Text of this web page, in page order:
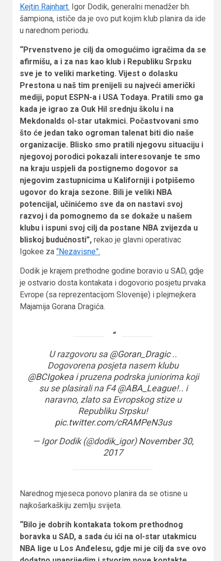
Kejtin Rajnhart. Igor Dodik, generalni menadžer bh.
šampiona, ističe da je ovo put kojim klub planira da ide
u narednom periodu.
“Prvenstveno je cilj da omogućimo igračima da se
afirmišu, a i za nas kao klub i Republiku Srpsku
sve je to veliki marketing. Vijest o dolasku
Prestona u naš tim prenijeli su najveći američki
mediji, poput ESPN-a i USA Todaya. Pratili smo ga
kada je igrao za Ouk Hil srednju školu i na
Mekdonalds ol-star utakmici. Počastvovani smo
što će jedan tako ogroman talenat biti dio naše
organizacije. Blisko smo pratili njegovu situaciju i
njegovoj porodici pokazali interesovanje te smo
na kraju uspjeli da postignemo dogovor sa
njegovim zastupnicima u Kaliforniji i potpišemo
ugovor do kraja sezone. Bili je veliki NBA
potencijal, učinićemo sve da on nastavi svoj
razvoj i da pomognemo da se dokaže u našem
klubu i ispuni svoj cilj da postane NBA zvijezda u
bliskoj budućnosti”, rekao je glavni operativac
Igokee za “Nezavisne”.
Dodik je krajem prethodne godine boravio u SAD, gdje
je ostvario dosta kontakata i dogovorio posjetu prvaka
Evrope (sa reprezentacijom Slovenije) i plejmejkera
Majamija Gorana Dragića.
U razgovoru sa@Goran_Dragic..
Dogovorena posjeta nasem klubu
@BCIgokeai pruzena podrska juniorima koji
su se plasirali na F4@ABA_League!.. i
naravno, zlato sa Evropskog stize u
Republiku Srpsku!
pic.twitter.com/cRAMPeN3us
— Igor Dodik (@dodik_igor)November 30,
2017
Narednog mjeseca ponovo planira da se otisne u
najkošarkaškiju zemlju svijeta.
“Bilo je dobrih kontakata tokom prethodnog
boravka u SAD, a sada ću ići na ol-star utakmicu
NBA lige u Los Anđelesu, gdje mi je cilj da sve ovo